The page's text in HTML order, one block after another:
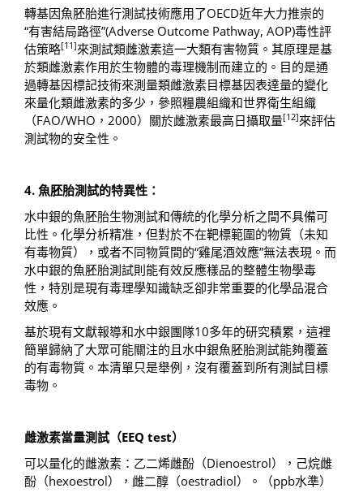
轉基因魚胚胎進行測試技術應用了OECD近年大力推崇的
“有害結局路徑”(Adverse Outcome Pathway, AOP)毒性評
估策略[11]來測試類雌激素這一大類有害物質。其原理是基
於類雌激素作用於生物體的毒理機制而建立的。目的是通
過轉基因標記技術來測量類雌激素目標基因表達量的變化
來量化類雌激素的多少，參照糧農組織和世界衛生組織
（FAO/WHO，2000）關於雌激素最高日攝取量[12]來評估
測試物的安全性。
4. 魚胚胎測試的特異性：
水中銀的魚胚胎生物測試和傳統的化學分析之間不具備可
比性。化學分析精准，但對於不在靶標範圍的物質（未知
有毒物質），或者不同物質間的“雞尾酒效應”無法表現。而
水中銀的魚胚胎測試則能有效反應樣品的整體生物學毒
性，特別是現有毒理學知識缺乏卻非常重要的化學品混合
效應。
基於現有文獻報導和水中銀團隊10多年的研究積累，這裡
簡單歸納了大眾可能關注的且水中銀魚胚胎測試能夠覆蓋
的有毒物質。本清單只是舉例，沒有覆蓋到所有測試目標
毒物。
雌激素當量測試（EEQ test）
可以量化的雌激素：乙二烯雌酚（Dienoestrol），己烷雌
酚（hexoestrol），雌二醇（oestradiol）。（ppb水準）